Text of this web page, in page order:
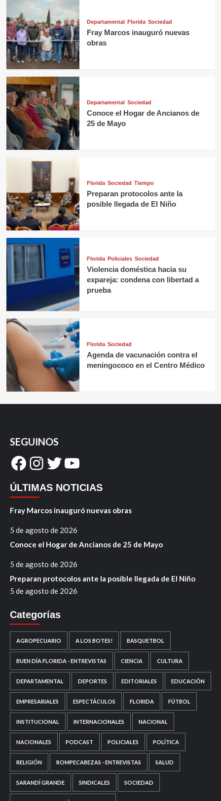
Departamental Florida Sociedad
Fray Marcos inauguró nuevas
obras
Departamental Sociedad
Conoce el Hogar de Ancianos de
25 de Mayo
Florida Sociedad Tiempo
Preparan protocolos ante la
posible llegada de El Niño
Florida Policiales Sociedad
Violencia doméstica hacia su
expareja: condena con libertad a
prueba
Florida Sociedad
Agenda de vacunación contra el
meningococo en el Centro Médico
SEGUINOS
Facebook
Instagram
Twitter
YouTube
ÚLTIMAS NOTICIAS
Fray Marcos inauguró nuevas obras
5 de agosto de 2026
Conoce el Hogar de Ancianos de 25 de Mayo
5 de agosto de 2026
Preparan protocolos ante la posible llegada de El Niño
5 de agosto de 2026
Categorías
AGROPECUARIO A LOS BOTES! BASQUETBOL
BUEN DÍA FLORIDA - ENTREVISTAS CIENCIA CULTURA
DEPARTAMENTAL DEPORTES EDITORIALES EDUCACIÓN
EMPRESARIALES ESPECTÁCULOS FLORIDA FÚTBOL
INSTITUCIONAL INTERNACIONALES NACIONAL
NACIONALES PODCAST POLICIALES POLÍTICA
RELIGIÓN ROMPECABEZAS - ENTREVISTAS SALUD
SARANDÍ GRANDE SINDICALES SOCIEDAD